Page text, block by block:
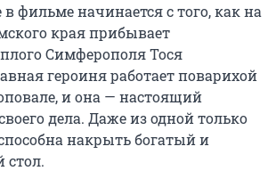
фильме начинается с того, как на
края прибывает
Симферополя Тося
героиня работает поварихой
и она — настоящий
дела. Даже из одной только
накрыть богатый и
стол.